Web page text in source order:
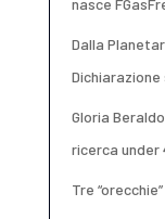
nasce
Dalla
Gloria
ricerca under
Tre